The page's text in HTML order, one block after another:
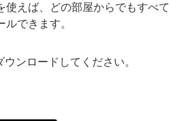
使えば、どの部屋からでもすべて
できます。
ンロードしてください。